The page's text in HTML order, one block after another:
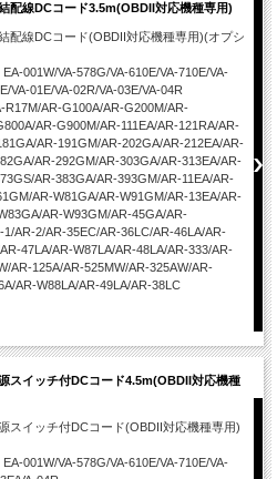
線DCコード3.5m(OBDII対応機種専用)
配線DCコード(OBDII対応機種専用)(オプシ
EA-001W/VA-578G/VA-610E/VA-710E/VA-
VA-01E/VA-02R/VA-03E/VA-04R
R17M/AR-G100A/AR-G200M/AR-
AR-G900M/AR-111EA/AR-121RA/AR-
AR-191GM/AR-202GA/AR-212EA/AR-
AR-292GM/AR-303GA/AR-313EA/AR-
AR-383GA/AR-393GM/AR-11EA/AR-
AR-W81GA/AR-W91GM/AR-13EA/AR-
AR-W93GM/AR-45GA/AR-
AR-2/AR-35EC/AR-36LC/AR-46LA/AR-
47LA/AR-W87LA/AR-48LA/AR-333/AR-
AR-125A/AR-525MW/AR-325AW/AR-
AR-W88LA/AR-49LA/AR-38LC
イッチ付DCコード4.5m(OBDII対応機種
スイッチ付DCコード(OBDII対応機種専用)
EA-001W/VA-578G/VA-610E/VA-710E/VA-